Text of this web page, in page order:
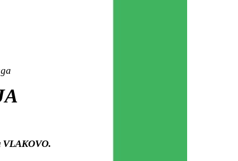
VLAKOVO.